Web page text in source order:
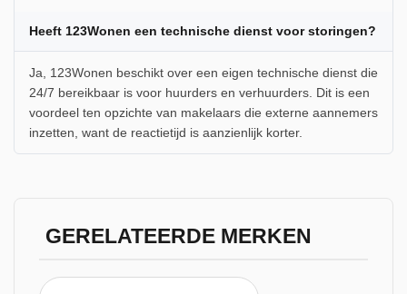
Heeft 123Wonen een technische dienst voor storingen?
Ja, 123Wonen beschikt over een eigen technische dienst die
24/7 bereikbaar is voor huurders en verhuurders. Dit is een
voordeel ten opzichte van makelaars die externe aannemers
inzetten, want de reactietijd is aanzienlijk korter.
GERELATEERDE MERKEN